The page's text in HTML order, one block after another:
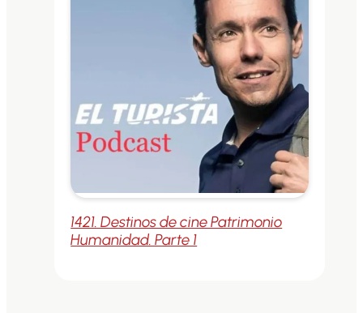
1421. Destinos de cine Patrimonio
Humanidad. Parte 1